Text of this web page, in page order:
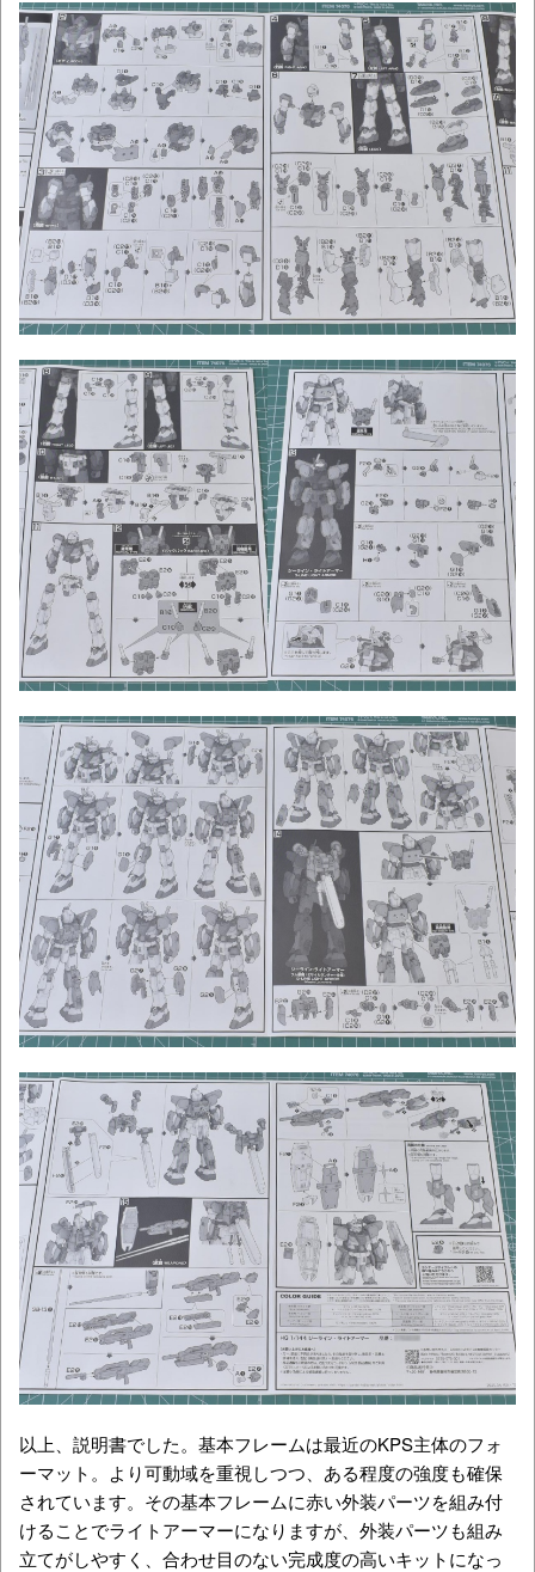
以上、説明書でした。基本フレームは最近のKPS主体のフォ
ーマット。より可動域を重視しつつ、ある程度の強度も確保
されています。その基本フレームに赤い外装パーツを組み付
けることでライトアーマーになりますが、外装パーツも組み
立てがしやすく、合わせ目のない完成度の高いキットになっ